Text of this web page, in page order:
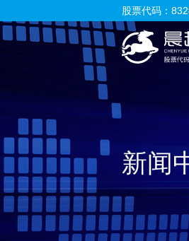
股票代码：
新闻